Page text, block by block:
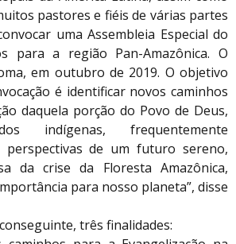
pastores e fiéis de várias partes
uma Assembleia Especial do
para a região Pan-Amazônica. O
em outubro de 2019. O objetivo
é identificar novos caminhos
daquela porção do Povo de Deus,
indígenas, frequentemente
perspectivas de um futuro sereno,
da crise da Floresta Amazônica,
para nosso planeta”, disse
três finalidades: